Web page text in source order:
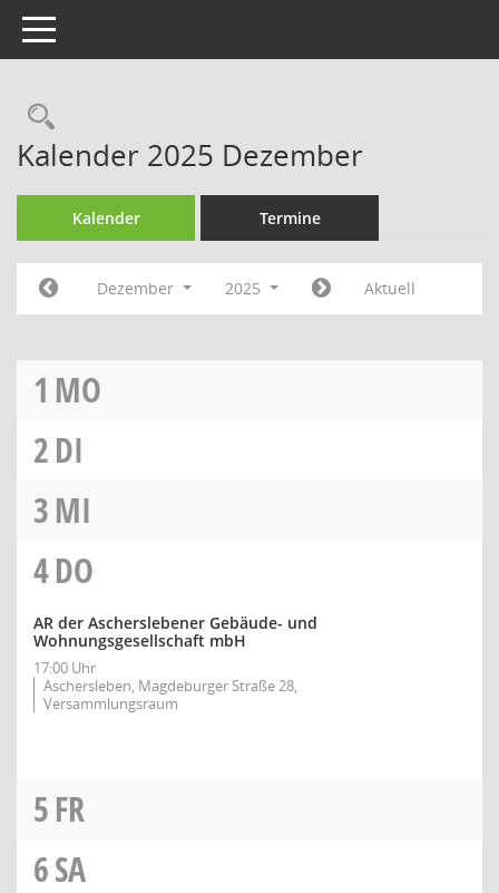
Toggle navigation
Rechercheauswahl
Kalender 2025 Dezember
Kalender Termine
Dezember 2025 Aktuell
1 MO
2DI
3MI
4DO
AR der Ascherslebener Gebäude- und
Wohnungsgesellschaft mbH
17:00 Uhr
Aschersleben, Magdeburger Straße 28,
Versammlungsraum
5FR
6SA